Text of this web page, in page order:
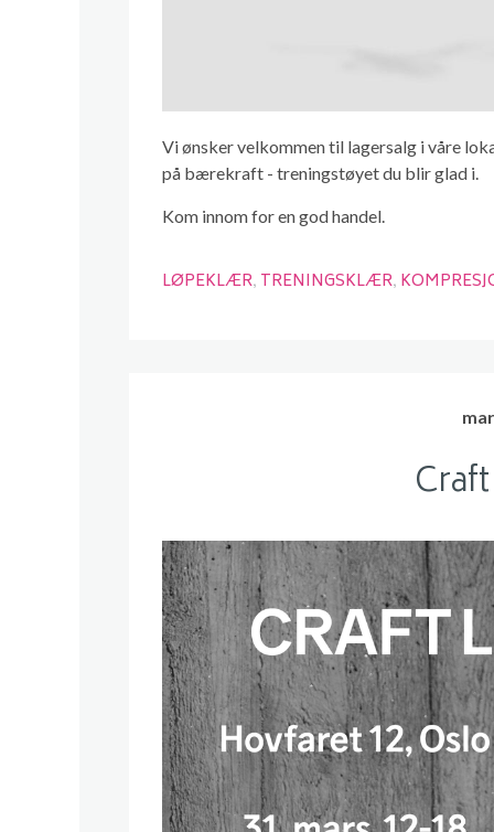
Vi ønsker velkommen til lagersalg i våre
på bærekraft - treningstøyet du blir glad i.
Kom innom for en god handel.
LØPEKLÆR TRENINGSKLÆR